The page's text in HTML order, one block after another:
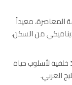
معيداً
من السكن،
خلفية لأسلوب حياة
العربي.